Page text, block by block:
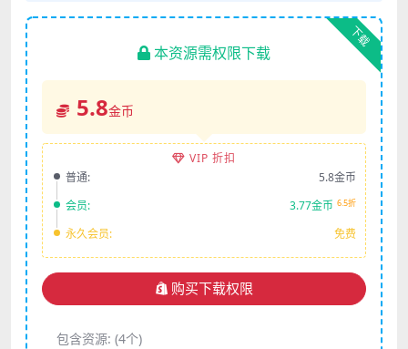
下载
本资源需权限下载
5.8金币
VIP 折扣
普通:
5.8金币
会员:
3.77金币 6.5折
永久会员: 免费
购买下载权限
包含资源: (4个)